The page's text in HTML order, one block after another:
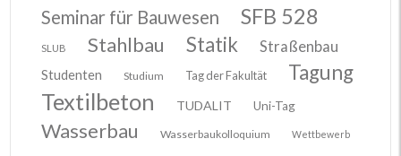
Seminar für Bauwesen SFB 528
SLUB Stahlbau Statik Straßenbau
Studenten Studium Tag der Fakultät Tagung
Textilbeton TUDALIT Uni-Tag
Wasserbau Wasserbaukolloquium Wettbewerb